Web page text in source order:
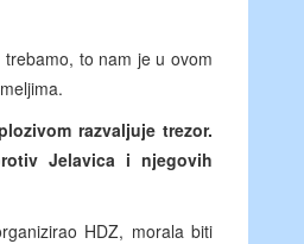
to nam je u ovom
razvaljuje trezor.
Jelavica i njegovih
HDZ, morala biti